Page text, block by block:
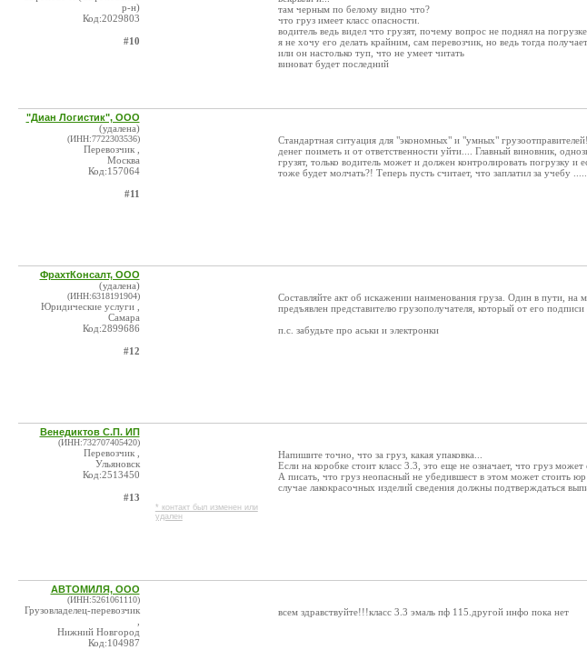
р-н)
Код:2029803
#10
там черным по белому видно что?
что груз имеет класс опасности.
водитель ведь видел что грузят, почему вопрос не поднял на погрузке.
я не хочу его делать крайним, сам перевозчик, но ведь тогда
или он настолько туп, что не умеет читать
виноват будет последний
"Диан Логистик", ООО
(удалена)
(ИНН:7722303536)
Перевозчик ,
Москва
Код:157064
#11
Стандартная ситуация для "экономных" и "умных"
денег поиметь и от ответственности уйти.... Главный виновник,
грузят, только водитель может и должен контролировать погрузку
тоже будет молчать?! Теперь пусть считает, что заплатил за учебу
ФрахтКонсалт, ООО
(удалена)
(ИНН:6318191904)
Юридические услуги ,
Самара
Код:2899686
#12
Составляйте акт об искажении наименования груза. Один в пути,
предъявлен представителю грузополучателя, который от его подписи
п.с. забудьте про аськи и электронки
Венедиктов С.П. ИП
(ИНН:732707405420)
Перевозчик ,
Ульяновск
Код:2513450
#13
* контакт был изменен или
удален
Напишите точно, что за груз, какая упаковка...
Если на коробке стоит класс 3.3, это еще не означает, что груз может
А писать, что груз неопасный не убедившест в этом может стоить
случае лакокрасочных изделий сведения должны подтверждаться
АВТОМИЛЯ, ООО
(ИНН:5261061110)
Грузовладелец-перевозчик
Нижний Новгород
Код:104987
всем здравствуйте!!!класс 3.3 эмаль пф 115.другой инфо пока нет